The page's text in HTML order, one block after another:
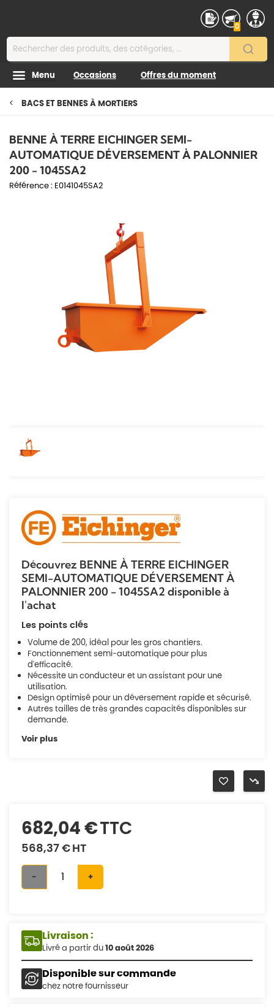
0
Menu Occasions Offres du moment
BACS ET BENNES À MORTIERS
BENNE À TERRE EICHINGER SEMI-
AUTOMATIQUE DÉVERSEMENT À PALONNIER
200 - 1045SA2
Référence : E0141045SA2
Découvrez BENNE À TERRE EICHINGER
SEMI-AUTOMATIQUE DÉVERSEMENT À
PALONNIER 200 - 1045SA2 disponible à
l'achat
Les points clés
Volume de 200, idéal pour les gros chantiers.
Fonctionnement semi-automatique pour plus
d'efficacité.
Nécessite un conducteur et un assistant pour une
utilisation.
Design optimisé pour un déversement rapide et sécurisé.
Autres tailles de très grandes capacités disponibles sur
demande.
Voir plus
682,04 €TTC
568,37 €HT
- +
Livraison :
Livré a partir du10 août 2026
Disponible sur commande
chez notre fournisseur